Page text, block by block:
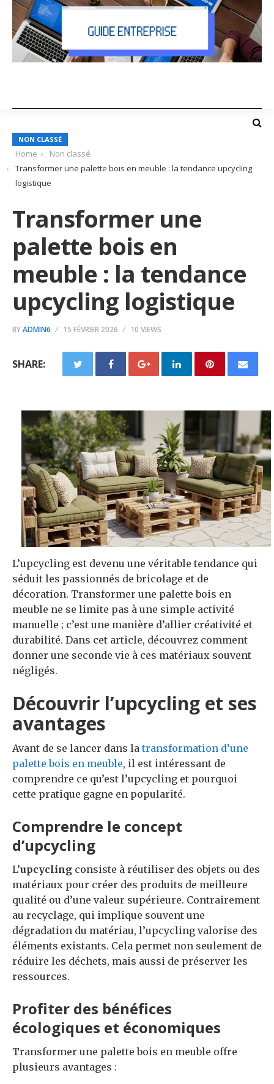
NON CLASSÉ
Home
Non classé
Transformer une palette bois en meuble : la tendance upcycling
logistique
Transformer une
palette bois en
meuble : la tendance
upcycling logistique
BYADMIN6 15 FÉVRIER 2026 10 VIEWS
SHARE:
L’upcycling est devenu une véritable tendance qui
séduit les passionnés de bricolage et de
décoration. Transformer une palette bois en
meuble ne se limite pas à une simple activité
manuelle ; c’est une manière d’allier créativité et
durabilité. Dans cet article, découvrez comment
donner une seconde vie à ces matériaux souvent
négligés.
Découvrir l’upcycling et ses
avantages
Avant de se lancer dans la transformation d’une
palette bois en meuble, il est intéressant de
comprendre ce qu’est l’upcycling et pourquoi
cette pratique gagne en popularité.
Comprendre le concept
d’upcycling
L’upcycling consiste à réutiliser des objets ou des
matériaux pour créer des produits de meilleure
qualité ou d’une valeur supérieure. Contrairement
au recyclage, qui implique souvent une
dégradation du matériau, l’upcycling valorise des
éléments existants. Cela permet non seulement de
réduire les déchets, mais aussi de préserver les
ressources.
Profiter des bénéfices
écologiques et économiques
Transformer une palette bois en meuble offre
plusieurs avantages :